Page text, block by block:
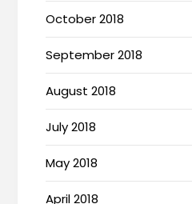
October 2018
September 2018
August 2018
July 2018
May 2018
April 2018